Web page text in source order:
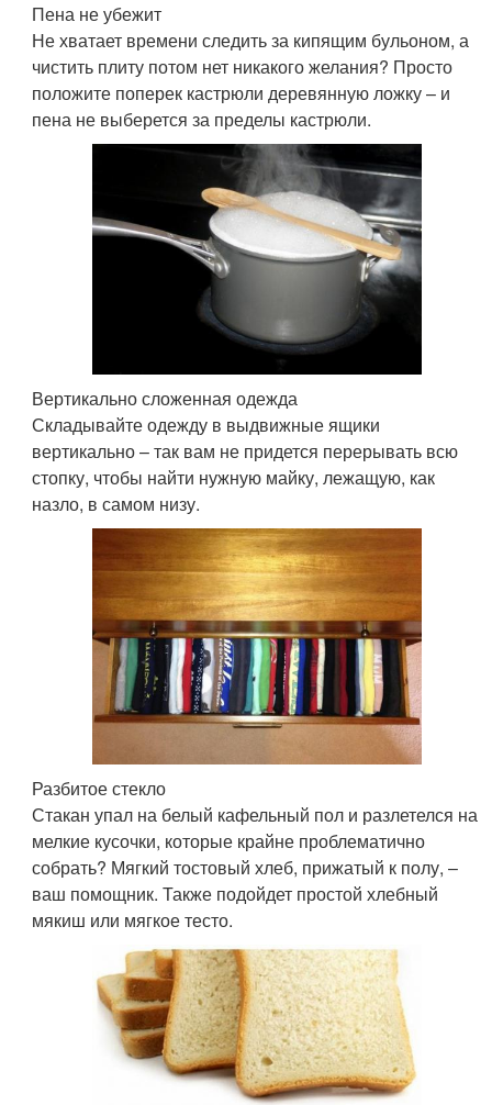
Пена не убежит
Не хватает времени следить за кипящим бульоном, а
чистить плиту потом нет никакого желания? Просто
положите поперек кастрюли деревянную ложку – и
пена не выберется за пределы кастрюли.
Вертикально сложенная одежда
Складывайте одежду в выдвижные ящики
вертикально – так вам не придется перерывать всю
стопку, чтобы найти нужную майку, лежащую, как
назло, в самом низу.
Разбитое стекло
Стакан упал на белый кафельный пол и разлетелся на
мелкие кусочки, которые крайне проблематично
собрать? Мягкий тостовый хлеб, прижатый к полу, –
ваш помощник. Также подойдет простой хлебный
мякиш или мягкое тесто.